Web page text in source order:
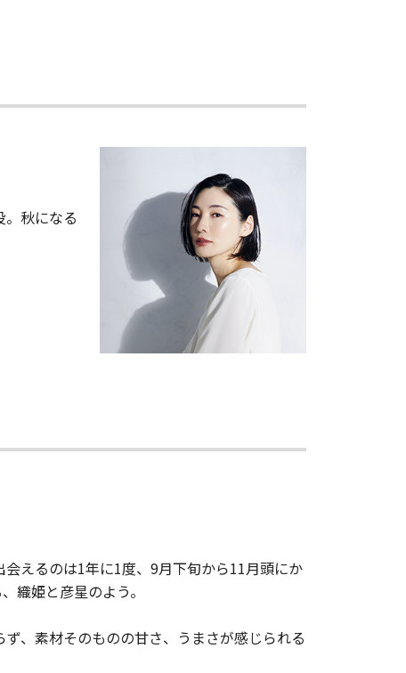
秋になる
えるのは1年に1度、9月下旬から11月頭にか
織姫と彦星のよう。
、素材そのものの甘さ、うまさが感じられる